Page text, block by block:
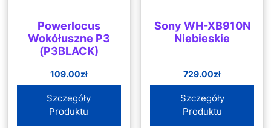
Powerlocus
Wokółuszne P3
(P3BLACK)
109.00zł
Szczegóły
Produktu
Sony WH-XB910N
Niebieskie
729.00zł
Szczegóły
Produktu